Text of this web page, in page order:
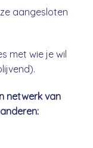
aangesloten
met wie je wil
netwerk van